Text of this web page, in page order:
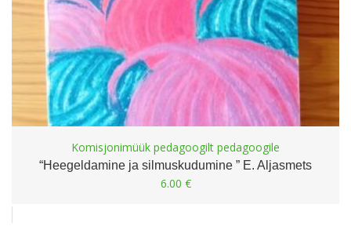
Komisjonimüük pedagoogilt pedagoogile
“Heegeldamine ja silmuskudumine ” E. Aljasmets
6.00 €